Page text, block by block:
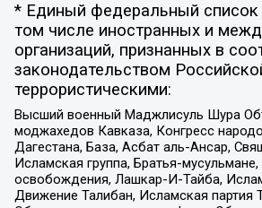
* Единый федеральный список
том числе иностранных и
организаций, признанных в
законодательством
террористическими:
Высший военный Маджлисуль Шура
моджахедов Кавказа, Конгресс
Дагестана, База, Асбат аль-Ансар,
Исламская группа, Братья-
освобождения, Лашкар-И-Тайба,
Движение Талибан, Исламская партия